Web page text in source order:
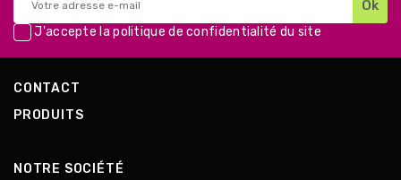
J'accepte lapolitique de confidentialité du site
CONTACT
PRODUITS
NOTRE SOCIÉTÉ